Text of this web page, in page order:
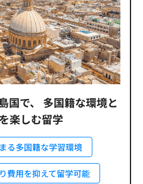
で、
多国籍な環境と
楽しむ留学
る多国籍な学習環境
費用を抑えて留学可能